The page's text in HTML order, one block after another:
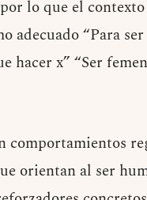
lo que el
adecuado “Para
hacer x” “Ser
comportamientos
orientan al ser